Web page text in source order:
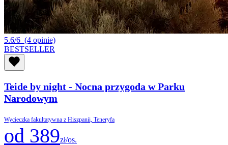
5.6/6 (4 opinie)
BESTSELLER
Teide by night - Nocna przygoda w Parku
Narodowym
Wycieczka fakultatywna z Hiszpanii, Teneryfa
od 389zł/os.